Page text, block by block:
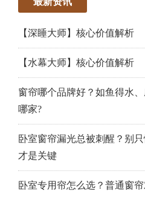
【深睡大师】核心价值解析
【水幕大师】核心价值解析
窗帘哪个品牌好？如鱼得水
哪家?
卧室窗帘漏光总被刺醒？别
才是关键
卧室专用帘怎么选？普通窗